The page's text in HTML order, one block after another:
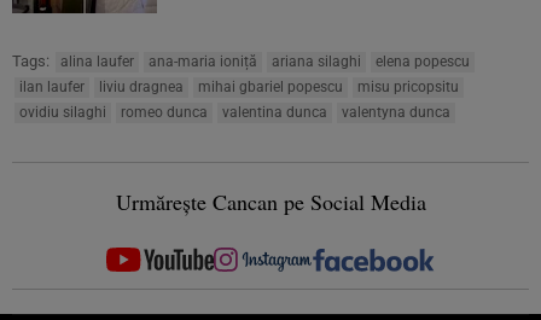
Tags: alina laufer ana-maria ioniță ariana silaghi
elena popescu
ilan laufer
liviu dragnea mihai gbariel popescu
misu pricopsitu
ovidiu silaghi
romeo dunca valentina dunca valentyna dunca
Urmărește Cancan pe Social Media